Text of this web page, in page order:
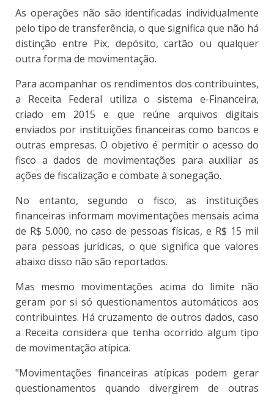
As operações não são identificadas individualmente
pelo tipo de transferência, o que significa que não há
distinção entre Pix, depósito, cartão ou qualquer
outra forma de movimentação.
Para acompanhar os rendimentos dos contribuintes,
a Receita Federal utiliza o sistema e-Financeira,
criado em 2015 e que reúne arquivos digitais
enviados por instituições financeiras como bancos e
outras empresas. O objetivo é permitir o acesso do
fisco a dados de movimentações para auxiliar as
ações de fiscalização e combate à sonegação.
No entanto, segundo o fisco, as instituições
financeiras informam movimentações mensais acima
de R$ 5.000, no caso de pessoas físicas, e R$ 15 mil
para pessoas jurídicas, o que significa que valores
abaixo disso não são reportados.
Mas mesmo movimentações acima do limite não
geram por si só questionamentos automáticos aos
contribuintes. Há cruzamento de outros dados, caso
a Receita considera que tenha ocorrido algum tipo
de movimentação atípica.
"Movimentações financeiras atípicas podem gerar
questionamentos quando divergirem de outras